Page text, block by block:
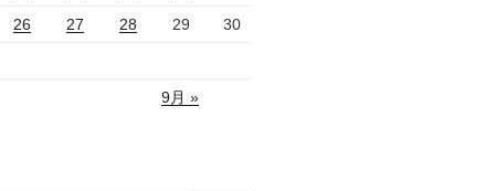
26 27 28 29 30
9月 »